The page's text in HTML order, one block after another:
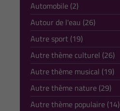
Automobile (2)
Autour de l'eau (26)
Autre sport (19)
Autre thème culturel (26)
Autre thème musical (19)
Autre thème nature (29)
Autre thème populaire (14)